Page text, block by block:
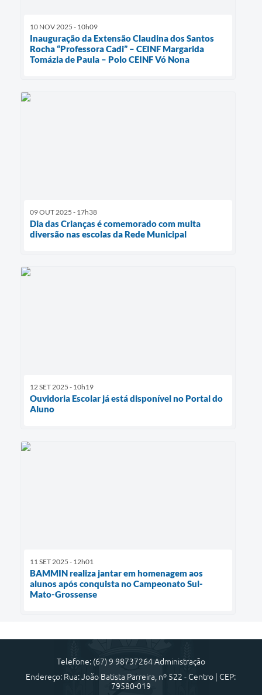
10 NOV 2025 - 10h09
Inauguração da Extensão Claudina dos Santos
Rocha “Professora Cadi” – CEINF Margarida
Tomázia de Paula – Polo CEINF Vó Nona
09 OUT 2025 - 17h38
Dia das Crianças é comemorado com muita
diversão nas escolas da Rede Municipal
12 SET 2025 - 10h19
Ouvidoria Escolar já está disponível no Portal do
Aluno
11 SET 2025 - 12h01
BAMMIN realiza jantar em homenagem aos
alunos após conquista no Campeonato Sul-
Mato-Grossense
Telefone: (67) 9 98737264 Administração
Endereço: Rua: João Batista Parreira, nº 522 - Centro | CEP:
79580-019